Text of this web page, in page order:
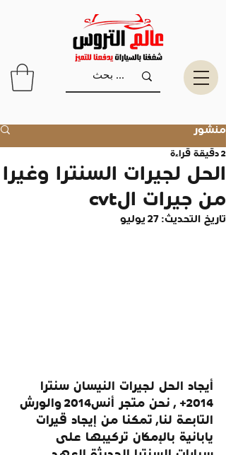
منشور
الحل لجيرات السنترا وغيرا
من جيرات الcvt
2 دقيقة قراءة
تاريخ التحديث:27 يوليو
أيجاد الحل لجيرات النيسان سنترا
2014+ , نحن متجر أنس2014 والورش
التابعة لنا, تمكنا من إيجاد قيرات
يابانية بالإمكان تركيبها على